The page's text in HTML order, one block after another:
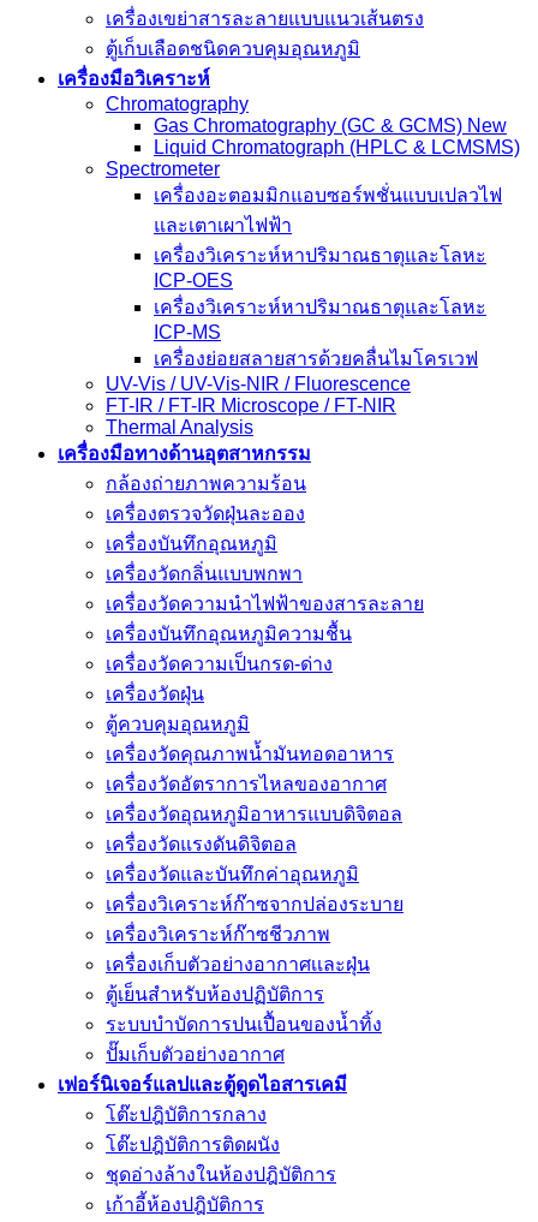
เครื่องเขย่าสารละลายแบบแนวเส้นตรง
ตู้เก็บเลือดชนิดควบคุมอุณหภูมิ
เครื่องมือวิเคราะห์
Chromatography
Gas Chromatography (GC & GCMS) New
Liquid Chromatograph (HPLC & LCMSMS)
Spectrometer
เครื่องอะตอมมิกแอบซอร์พชั่นแบบเปลวไฟ
และเตาเผาไฟฟ้า
เครื่องวิเคราะห์หาปริมาณธาตุและโลหะ
ICP-OES
เครื่องวิเคราะห์หาปริมาณธาตุและโลหะ
ICP-MS
เครื่องย่อยสลายสารด้วยคลื่นไมโครเวฟ
UV-Vis / UV-Vis-NIR / Fluorescence
FT-IR / FT-IR Microscope / FT-NIR
Thermal Analysis
เครื่องมือทางด้านอุตสาหกรรม
กล้องถ่ายภาพความร้อน
เครื่องตรวจวัดฝุ่นละออง
เครื่องบันทึกอุณหภูมิ
เครื่องวัดกลิ่นแบบพกพา
เครื่องวัดความนําไฟฟ้าของสารละลาย
เครื่องบันทึกอุณหภูมิความชื้น
เครื่องวัดความเป็นกรด-ด่าง
เครื่องวัดฝุ่น
ตู้ควบคุมอุณหภูมิ
เครื่องวัดคุณภาพน้ำมันทอดอาหาร
เครื่องวัดอัตราการไหลของอากาศ
เครื่องวัดอุณหภูมิอาหารแบบดิจิตอล
เครื่องวัดแรงดันดิจิตอล
เครื่องวัดและบันทึกค่าอุณหภูมิ
เครื่องวิเคราะห์ก๊าซจากปล่องระบาย
เครื่องวิเคราะห์ก๊าซชีวภาพ
เครื่องเก็บตัวอย่างอากาศเเละฝุ่น
ตู้เย็นสำหรับห้องปฏิบัติการ
ระบบบำบัดการปนเปื้อนของน้ำทิ้ง
ปั๊มเก็บตัวอย่างอากาศ
เฟอร์นิเจอร์แลปและตู้ดูดไอสารเคมี
โต๊ะปฎิบัติการกลาง
โต๊ะปฎิบัติการติดผนัง
ชุดอ่างล้างในห้องปฎิบัติการ
เก้าอี้ห้องปฎิบัติการ